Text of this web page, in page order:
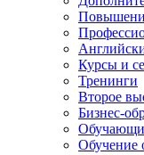
Курсы и
Тренинги
Второе
Бизнес-
Обучение